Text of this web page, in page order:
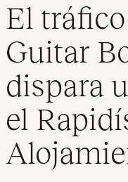
Contacto
El
Guitar
dispara
el